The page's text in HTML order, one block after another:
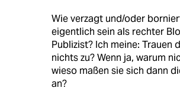
Wie verzagt und/oder
eigentlich sein als rechter
Publizist? Ich meine: Trauen
nichts zu? Wenn ja, warum
wieso maßen sie sich dann
an?